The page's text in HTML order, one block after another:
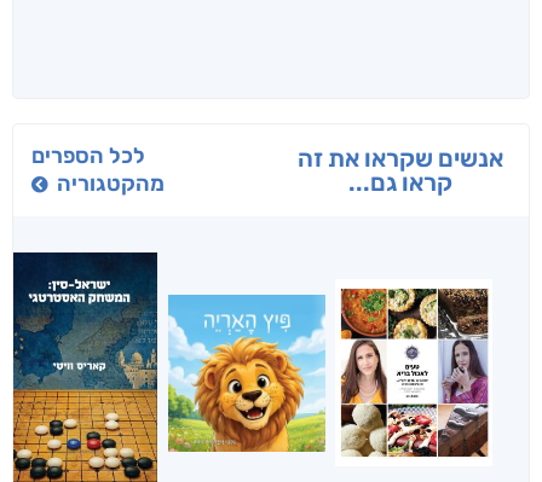
אנשים שקראו את זה
קראו גם...
לכל הספרים
מהקטגוריה